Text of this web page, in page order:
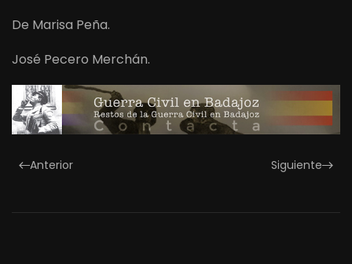
De Marisa Peña.
José Pecero Merchán.
Anterior Siguiente